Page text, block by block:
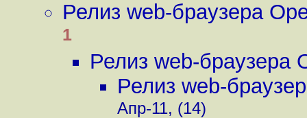
Релиз web-браузера
1
Релиз web-браузера
Релиз web-
Апр-11, (14)